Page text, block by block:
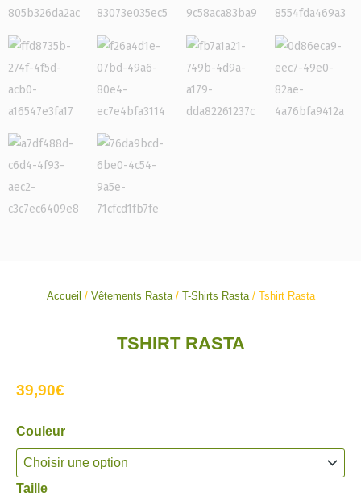
Accueil / Vêtements Rasta/ T-Shirts Rasta/ Tshirt Rasta
TSHIRT RASTA
39,90€
Couleur
Taille
quantité
de
Tshirt
Rasta